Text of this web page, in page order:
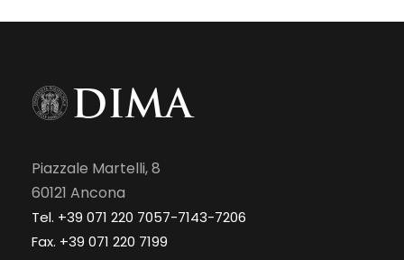
Piazzale Martelli, 8
60121 Ancona
Tel. +39 071 220 7057-7143-7206
Fax. +39 071 220 7199